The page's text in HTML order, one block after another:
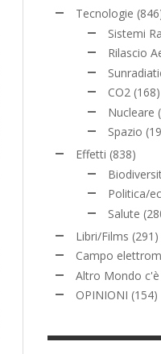
Tecnologie
Sistemi
Rilascio
CO2 (168)
Nucleare
Spazio
Effetti (838)
Politica/
Salute
Libri/Films (291)
Campo
Altro Mondo c'è
OPINIONI (154)